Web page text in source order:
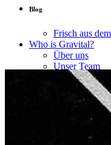
Blog
Frisch aus
Who is Gravital?
Über uns
Unser Team
AGB
Impressum
Starke